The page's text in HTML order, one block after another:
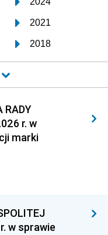
2021
2018
2015
2012
2009
2006
1994
RADY
r. w
marki
w sprawie